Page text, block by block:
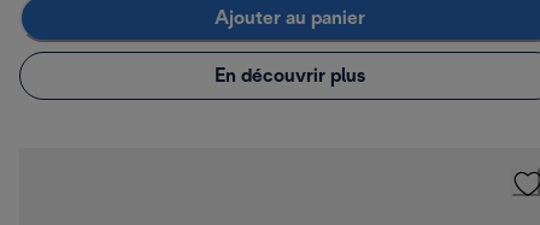
Ajouter au panier
En découvrir plus